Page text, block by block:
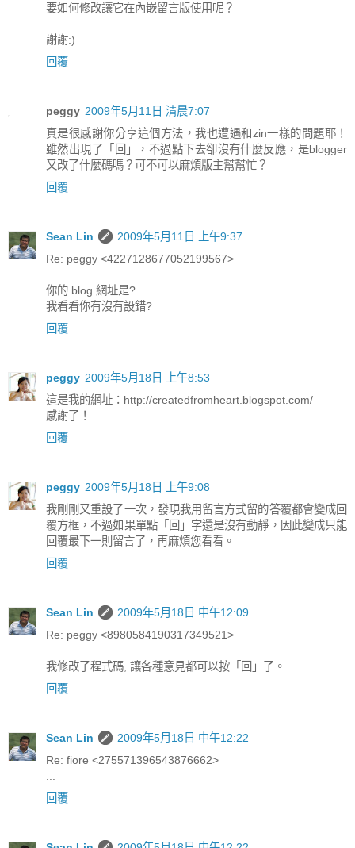
要如何修改讓它在內嵌留言版使用呢？
謝謝:)
回覆
peggy 2009年5月11日 清晨7:07
真是很感謝你分享這個方法，我也遭遇和zin一樣的問題耶！
雖然出現了「回」，不過點下去卻沒有什麼反應，是blogger
又改了什麼碼嗎？可不可以麻煩版主幫幫忙？
回覆
Sean Lin
2009年5月11日 上午9:37
Re: peggy <4227128677052199567>
你的 blog 網址是?
我看看你有沒有設錯?
回覆
peggy 2009年5月18日 上午8:53
這是我的網址：http://createdfromheart.blogspot.com/
感謝了！
回覆
peggy 2009年5月18日 上午9:08
我剛剛又重設了一次，發現我用留言方式留的答覆都會變成回
覆方框，不過如果單點「回」字還是沒有動靜，因此變成只能
回覆最下一則留言了，再麻煩您看看。
回覆
Sean Lin
2009年5月18日 中午12:09
Re: peggy <8980584190317349521>
我修改了程式碼, 讓各種意見都可以按「回」了。
回覆
Sean Lin
2009年5月18日 中午12:22
Re: fiore <275571396543876662>
...
回覆